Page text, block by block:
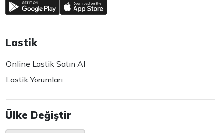
Lastik
Online Lastik Satın Al
Lastik Yorumları
Ülke Değiştir